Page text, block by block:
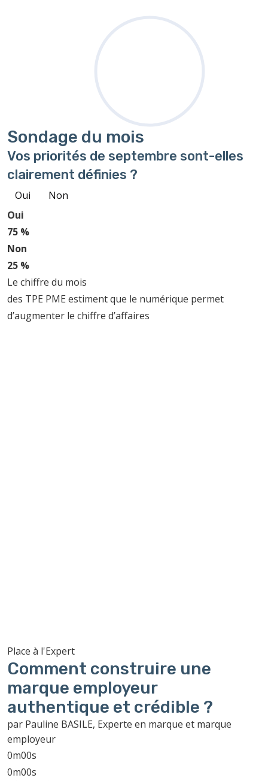
Sondage du mois
Vos priorités de septembre sont-elles
clairement définies ?
Oui
Non
Oui
75 %
Non
25 %
Le chiffre du mois
des TPE PME estiment que le numérique permet
d’augmenter le chiffre d’affaires
Place à l'Expert
Comment construire une
marque employeur
authentique et crédible ?
par Pauline BASILE, Experte en marque et marque
employeur
0m00s
0m00s